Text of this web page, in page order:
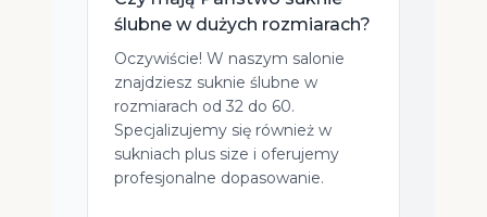
ślubne w dużych rozmiarach?
Oczywiście! W naszym salonie
znajdziesz suknie ślubne w
rozmiarach od 32 do 60.
Specjalizujemy się również w
sukniach plus size i oferujemy
profesjonalne dopasowanie.